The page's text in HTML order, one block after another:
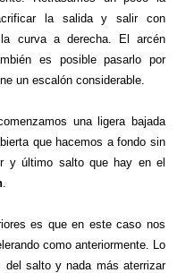
la salida y salir con
curva a derecha. El arcén
es posible pasarlo por
un escalón considerable.
una ligera bajada
que hacemos a fondo sin
y último salto que hay en el
es que en este caso nos
como anteriormente. Lo
del salto y nada más aterrizar